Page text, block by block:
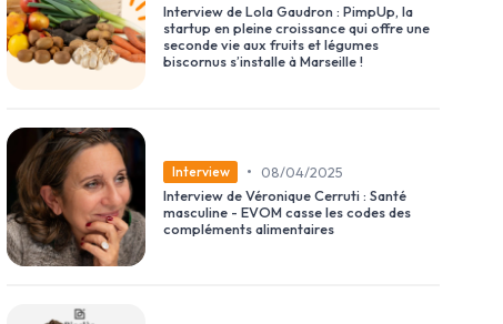
Interview de Lola Gaudron : PimpUp, la
startup en pleine croissance qui offre une
seconde vie aux fruits et légumes
biscornus s’installe à Marseille !
Interview •
08/04/2025
Interview de Véronique Cerruti : Santé
masculine - EVOM casse les codes des
compléments alimentaires